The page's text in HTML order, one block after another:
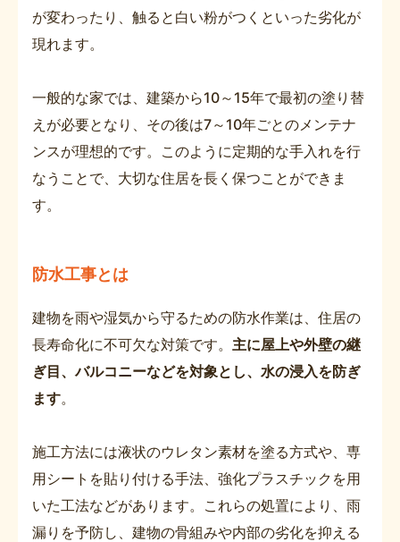
が変わったり、触ると白い粉がつくといった劣化が
現れます。
一般的な家では、建築から10～15年で最初の塗り替
えが必要となり、その後は7～10年ごとのメンテナ
ンスが理想的です。このように定期的な手入れを行
なうことで、大切な住居を長く保つことができま
す。
防水工事とは
建物を雨や湿気から守るための防水作業は、住居の
長寿命化に不可欠な対策です。 主に屋上や外壁の継
ぎ目、バルコニーなどを対象とし、水の浸入を防ぎ
ます。
施工方法には液状のウレタン素材を塗る方式や、専
用シートを貼り付ける手法、強化プラスチックを用
いた工法などがあります。これらの処置により、雨
漏りを予防し、建物の骨組みや内部の劣化を抑える